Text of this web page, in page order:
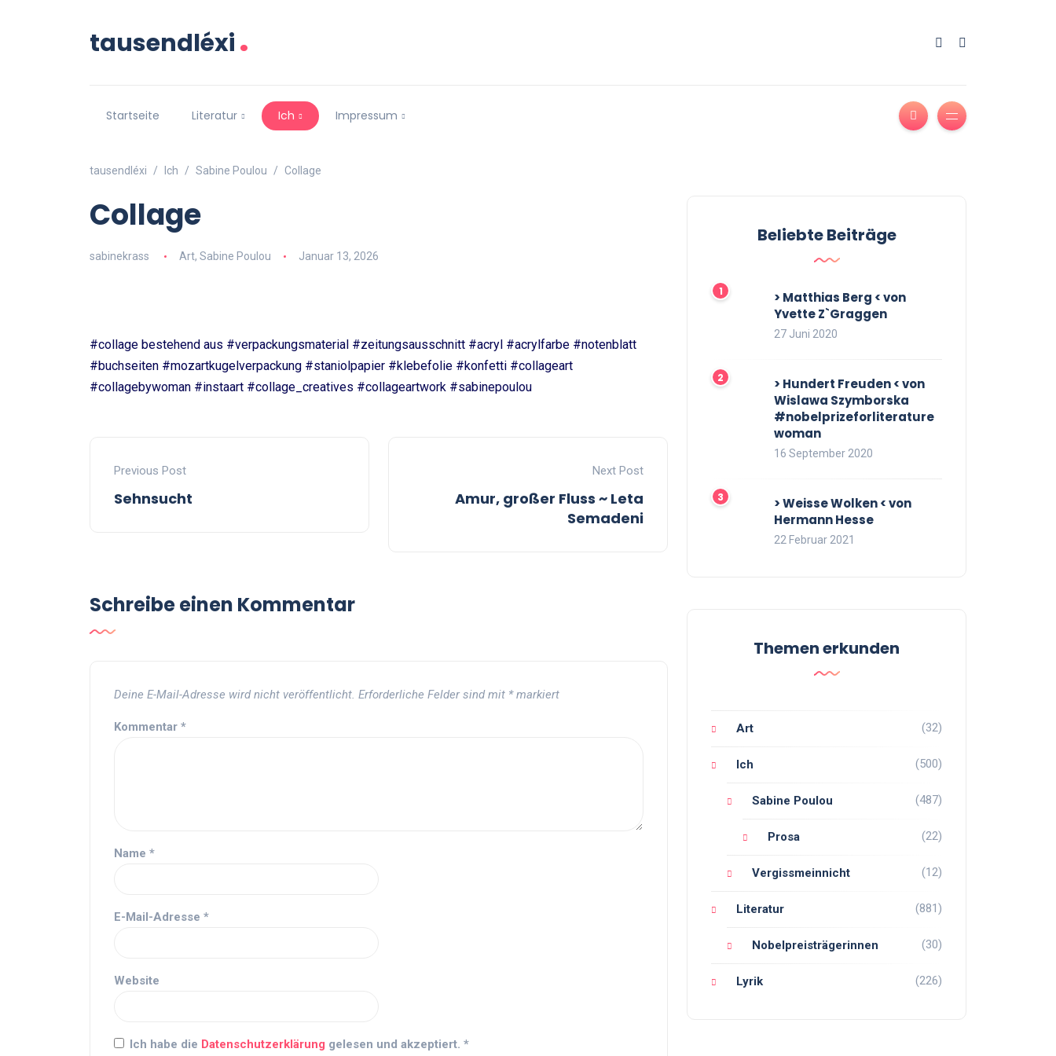
tausendléxi.
Startseite Literatur Ich Impressum
tausendléxi Ich Sabine Poulou Collage
Collage
sabinekrass Art, Sabine Poulou Januar 13, 2026
#collage bestehend aus #verpackungsmaterial #zeitungsausschnitt #acryl #acrylfarbe #notenblatt
#buchseiten #mozartkugelverpackung #staniolpapier #klebefolie #konfetti #collageart
#collagebywoman #instaart #collage_creatives #collageartwork #sabinepoulou
Previous Post
Sehnsucht
Next Post
Amur, großer Fluss ~ Leta
Semadeni
Schreibe einen Kommentar
Deine E-Mail-Adresse wird nicht veröffentlicht. Erforderliche Felder sind mit *markiert
Kommentar *
Name *
E-Mail-Adresse *
Website
Ich habe die Datenschutzerklärung gelesen und akzeptiert. *
Beliebte Beiträge
> Matthias Berg < von
Yvette Z`Graggen
27 Juni 2020
> Hundert Freuden < von
Wislawa Szymborska
#nobelprizeforliterature
woman
16 September 2020
> Weisse Wolken < von
Hermann Hesse
22 Februar 2021
Themen erkunden
Art (32)
Ich (500)
Sabine Poulou (487)
Prosa (22)
Vergissmeinnicht (12)
Literatur (881)
Nobelpreisträgerinnen (30)
Lyrik (226)